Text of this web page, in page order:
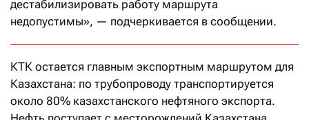
дестабилизировать работу маршрута
недопустимы», — подчеркивается в сообщении.
КТК остается главным экспортным маршрутом для
Казахстана: по трубопроводу транспортируется
около 80% казахстанского нефтяного экспорта.